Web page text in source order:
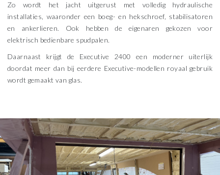
Zo wordt het jacht uitgerust met volledig hydraulische
installaties, waaronder een boeg- en hekschroef, stabilisatoren
en ankerlieren. Ook hebben de eigenaren gekozen voor
elektrisch bedienbare spudpalen.
Daarnaast krijgt de Executive 2400 een moderner uiterlijk
doordat meer dan bij eerdere Executive-modellen royaal gebruik
wordt gemaakt van glas.